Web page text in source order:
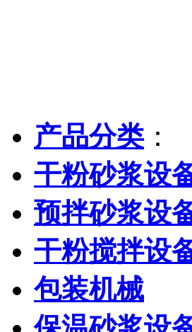
产品分类：
干粉砂浆设
预拌砂浆设
干粉搅拌设
包装机械